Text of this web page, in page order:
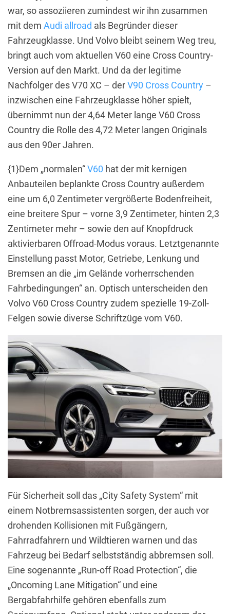
war, so assoziieren zumindest wir ihn zusammen
mit dem Audi allroad als Begründer dieser
Fahrzeugklasse. Und Volvo bleibt seinem Weg treu,
bringt auch vom aktuellen V60 eine Cross Country-
Version auf den Markt. Und da der legitime
Nachfolger des V70 XC – derV90 Cross Country –
inzwischen eine Fahrzeugklasse höher spielt,
übernimmt nun der 4,64 Meter lange V60 Cross
Country die Rolle des 4,72 Meter langen Originals
aus den 90er Jahren.
{1}Dem „normalen“V60 hat der mit kernigen
Anbauteilen beplankte Cross Country außerdem
eine um 6,0 Zentimeter vergrößerte Bodenfreiheit,
eine breitere Spur – vorne 3,9 Zentimeter, hinten 2,3
Zentimeter mehr – sowie den auf Knopfdruck
aktivierbaren Offroad-Modus voraus. Letztgenannte
Einstellung passt Motor, Getriebe, Lenkung und
Bremsen an die „im Gelände vorherrschenden
Fahrbedingungen“ an. Optisch unterscheiden den
Volvo V60 Cross Country zudem spezielle 19-Zoll-
Felgen sowie diverse Schriftzüge vom V60.
Für Sicherheit soll das „City Safety System“ mit
einem Notbremsassistenten sorgen, der auch vor
drohenden Kollisionen mit Fußgängern,
Fahrradfahrern und Wildtieren warnen und das
Fahrzeug bei Bedarf selbstständig abbremsen soll.
Eine sogenannte „Run-off Road Protection“, die
„Oncoming Lane Mitigation“ und eine
Bergabfahrhilfe gehören ebenfalls zum